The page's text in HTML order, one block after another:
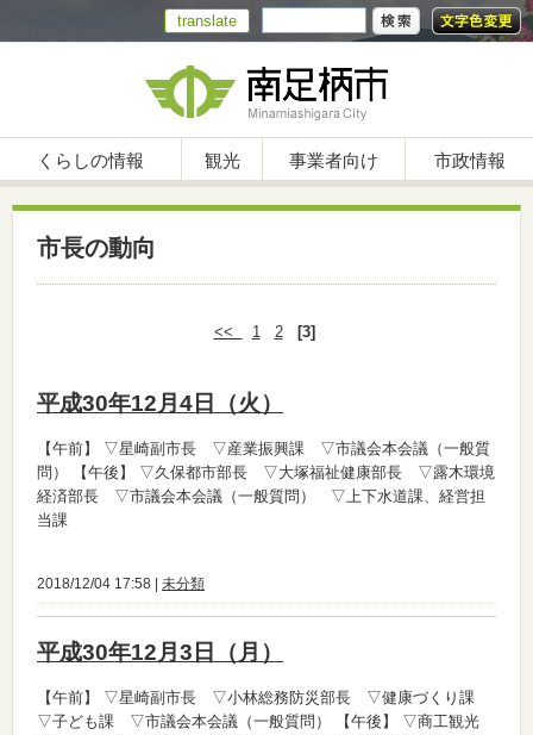
translate
くらしの情報 観光 事業者向け 市政情報
市長の動向
<< 1 2 [3]
平成30年12月4日（火）
【午前】
▽星崎副市長 ▽産業振興課 ▽市議会本会議（一般質
問）
【午後】
▽久保都市部長 ▽大塚福祉健康部長 ▽露木環境
経済部長 ▽市議会本会議（一般質問） ▽上下水道課、経営担
当課
2018/12/04 17:58 | 未分類
平成30年12月3日（月）
【午前】
▽星崎副市長 ▽小林総務防災部長 ▽健康づくり課
▽子ども課 ▽市議会本会議（一般質問）
【午後】
▽商工観光